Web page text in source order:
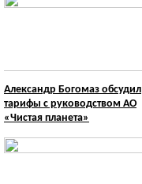
Александр Богомаз обсудил
тарифы с руководством АО
«Чистая планета»